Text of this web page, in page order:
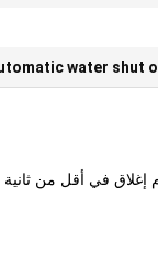
water shut
في أقل من ثانية